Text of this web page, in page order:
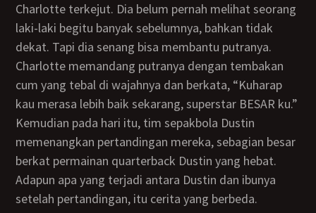
Charlotte terkejut. Dia belum pernah melihat seorang
laki-laki begitu banyak sebelumnya, bahkan tidak
dekat. Tapi dia senang bisa membantu putranya.
Charlotte memandang putranya dengan tembakan
cum yang tebal di wajahnya dan berkata, “Kuharap
kau merasa lebih baik sekarang, superstar BESAR ku.”
Kemudian pada hari itu, tim sepakbola Dustin
memenangkan pertandingan mereka, sebagian besar
berkat permainan quarterback Dustin yang hebat.
Adapun apa yang terjadi antara Dustin dan ibunya
setelah pertandingan, itu cerita yang berbeda.